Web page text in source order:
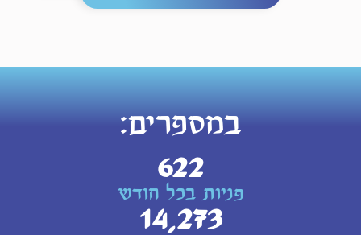
במספרים:
פניות בכל חודש
642
14,482